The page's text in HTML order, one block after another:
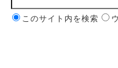
このサイト内を検索